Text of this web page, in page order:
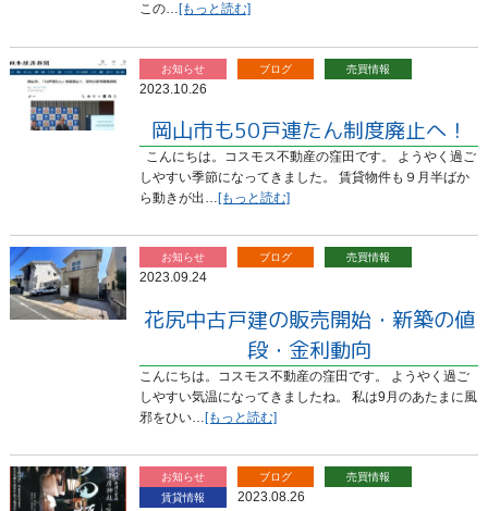
この… [もっと読む]
お知らせ ブログ 売買情報
2023.10.26
岡山市も50戸連たん制度廃止へ！
こんにちは。コスモス不動産の窪田です。 ようやく過ご
しやすい季節になってきました。 賃貸物件も９月半ばか
ら動きが出… [もっと読む]
お知らせ ブログ 売買情報
2023.09.24
花尻中古戸建の販売開始・新築の値
段・金利動向
こんにちは。コスモス不動産の窪田です。 ようやく過ご
しやすい気温になってきましたね。 私は9月のあたまに風
邪をひい…[もっと読む]
お知らせ ブログ
売買情報
賃貸情報
2023.08.26